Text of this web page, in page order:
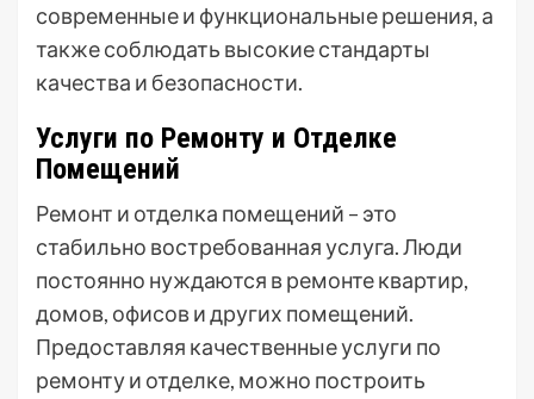
современные и функциональные решения, а
также соблюдать высокие стандарты
качества и безопасности.
Услуги по Ремонту и Отделке
Помещений
Ремонт и отделка помещений – это
стабильно востребованная услуга. Люди
постоянно нуждаются в ремонте квартир,
домов, офисов и других помещений.
Предоставляя качественные услуги по
ремонту и отделке, можно построить